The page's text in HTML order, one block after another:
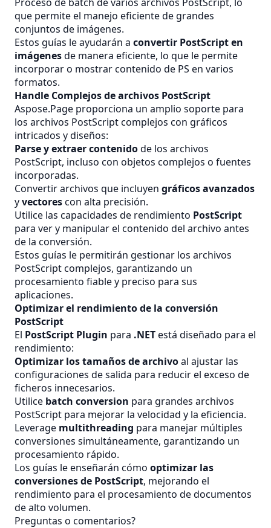
que permite el manejo eficiente de grandes
conjuntos de imágenes.
Estos guías le ayudarán a convertir PostScript en
imágenesde manera eficiente, lo que le permite
incorporar o mostrar contenido de PS en varios
formatos.
Handle Complejos de archivos PostScript
Aspose.Page proporciona un amplio soporte para
los archivos PostScript complejos con gráficos
intricados y diseños:
Parse y extraer contenidode los archivos
PostScript, incluso con objetos complejos o fuentes
incorporadas.
Convertir archivos que incluyen gráficos avanzados
yvectorescon alta precisión.
Utilice las capacidades de rendimiento PostScript
para ver y manipular el contenido del archivo antes
de la conversión.
Estos guías le permitirán gestionar los archivos
PostScript complejos, garantizando un
procesamiento fiable y preciso para sus
aplicaciones.
Optimizar el rendimiento de la conversión
PostScript
El PostScript Plugin para .NETestá diseñado para el
rendimiento:
Optimizar los tamaños de archivoal ajustar las
configuraciones de salida para reducir el exceso de
ficheros innecesarios.
Utilice batch conversion para grandes archivos
PostScript para mejorar la velocidad y la eficiencia.
Leverage multithreading para manejar múltiples
conversiones simultáneamente, garantizando un
procesamiento rápido.
Los guías le enseñarán cómo optimizar las
conversiones de PostScript, mejorando el
rendimiento para el procesamiento de documentos
de alto volumen.
Preguntas o comentarios?